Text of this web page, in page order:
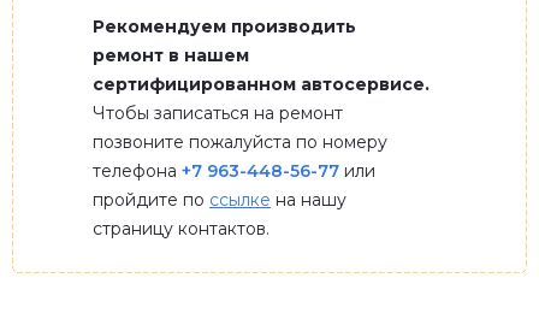
Рекомендуем производить
ремонт в нашем
сертифицированном автосервисе.
Чтобы записаться на ремонт
позвоните пожалуйста по номеру
телефона +7 963-448-56-77 или
пройдите по ссылке на нашу
страницу контактов.